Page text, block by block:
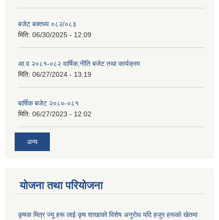
बजेट बक्तब्य ०८२/०८३
मिति: 06/30/2025 - 12:09
आ.व २०८१-०८२ वार्षिक,नीति बजेट तथा कार्यक्रम
मिति: 06/27/2024 - 13:19
बार्षिक बजेट २०८०-०८१
मिति: 06/27/2023 - 12:02
अन्य
योजना तथा परियोजना
कृषक मित्र ज्यू हरू लाई कृष शाखाकाे विशेष अनुराेध यदि हजुर हरूकाे खेतमा